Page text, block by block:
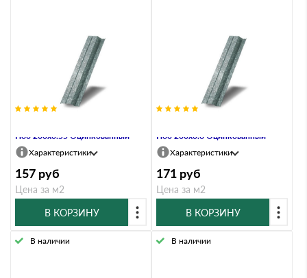
Н60 200х0.55 Оцинкованный
Характеристики
157 руб
Цена за м2
В КОРЗИНУ
Н60 200х0.6 Оцинкованный
Характеристики
171 руб
Цена за м2
В КОРЗИНУ
В наличии В наличии